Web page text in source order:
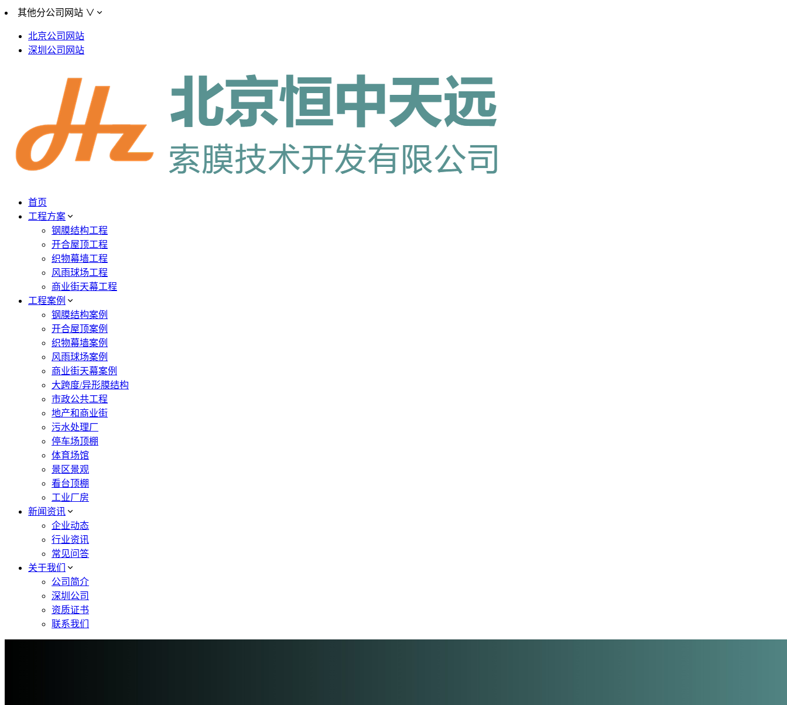
其他分公司网站 ∨
北京公司网站
深圳公司网站
首页
工程方案
钢膜结构工程
开合屋顶工程
织物幕墙工程
风雨球场工程
商业街天幕工程
工程案例
钢膜结构案例
开合屋顶案例
织物幕墙案例
风雨球场案例
商业街天幕案例
大跨度/异形膜结构
市政公共工程
地产和商业街
污水处理厂
停车场顶棚
体育场馆
景区景观
看台顶棚
工业厂房
新闻资讯
企业动态
行业资讯
常见问答
关于我们
公司简介
深圳公司
资质证书
联系我们